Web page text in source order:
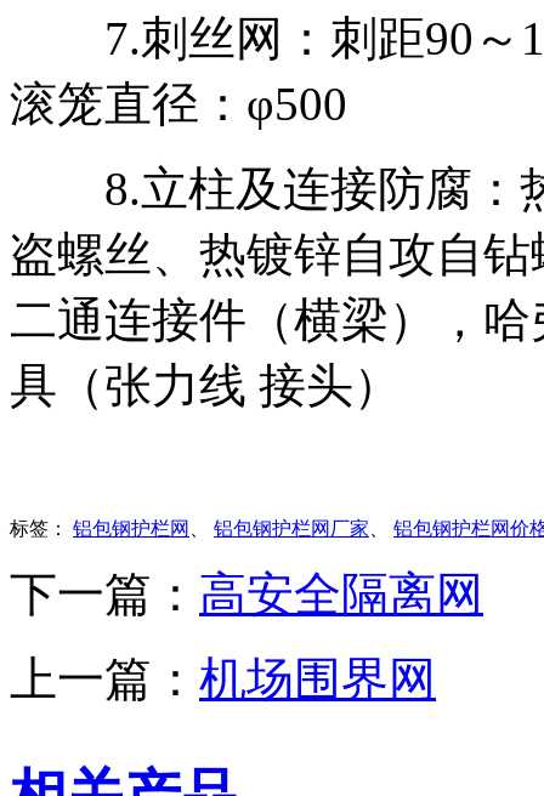
7.刺丝网：刺距90～
滚笼直径：φ500
8.立柱及连接防腐：
盗螺丝、热镀锌自攻自
二通连接件（横梁），
具（张力线 接头）
标签： 铝包钢护栏网 、 铝包钢护栏网厂家、 铝包钢护栏网价
下一篇： 高安全隔离网
上一篇： 机场围界网